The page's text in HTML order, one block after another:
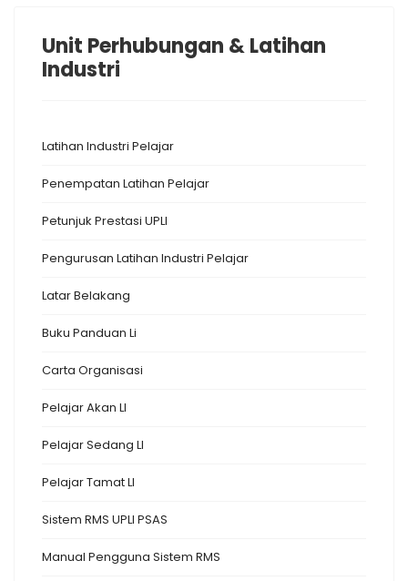
Unit Perhubungan & Latihan
Industri
Latihan Industri Pelajar
Penempatan Latihan Pelajar
Petunjuk Prestasi UPLI
Pengurusan Latihan Industri Pelajar
Latar Belakang
Buku Panduan Li
Carta Organisasi
Pelajar Akan LI
Pelajar Sedang LI
Pelajar Tamat LI
Sistem RMS UPLI PSAS
Manual Pengguna Sistem RMS